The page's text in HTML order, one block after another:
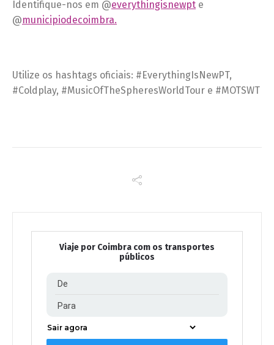
Identifique-nos em @everythingisnewpt e
@municipiodecoimbra.
Utilize os hashtags oficiais: #EverythingIsNewPT,
#Coldplay, #MusicOfTheSpheresWorldTour e #MOTSWT
Viaje por Coimbra com os transportes
públicos